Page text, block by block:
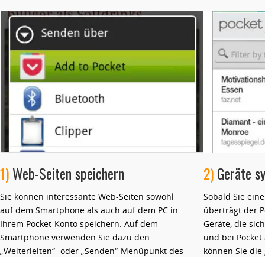
1)Web-Seiten speichern
Sie können interessante Web-Seiten sowohl
auf dem Smartphone als auch auf dem PC in
Ihrem Pocket-Konto speichern. Auf dem
Smartphone verwenden Sie dazu den
„Weiterleiten“- oder „Senden“-Menüpunkt des
2)Geräte
Sobald Sie
überträgt der
Geräte, die
und bei
können Sie